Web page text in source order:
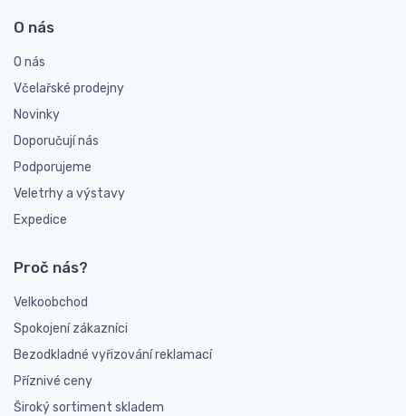
O nás
O nás
Včelařské prodejny
Novinky
Doporučují nás
Podporujeme
Veletrhy a výstavy
Expedice
Proč nás?
Velkoobchod
Spokojení zákazníci
Bezodkladné vyřizování reklamací
Příznivé ceny
Široký sortiment skladem